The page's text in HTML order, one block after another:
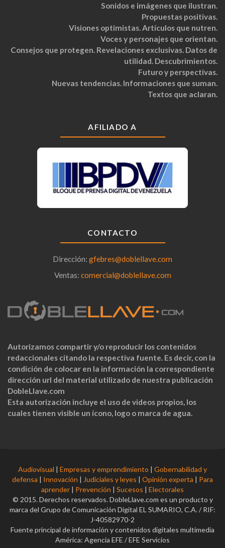
Sonidos e imágenes que ilustran.
Propuestas positivas.
Visiones optimistas. Artículos que nutren.
Voces y personajes que orientan.
Consejos que protegen. Revelaciones exclusivas. Datos de
utilidad. Descubrimientos.
Futuro y perspectivas.
Nuevas tendencias. Informaciones que suman.
Textos que aclaran.
AFILIADO A
CONTACTO
Dirección: gfebres@doblellave.com
Ventas: comercial@doblellave.com
Autorizamos compartir y/o reproducir los contenidos
redaccionales citando la respectiva fuente. Es decir, con la
condición de colocar en la información la correspondiente
dirección url del material utilizado de nuestra publicación
DobleLlave.com
Esta autorización incluye el uso de videos propios, los
cuales tienen visible un ícono, logo o marca de agua.
Audiovisual | Empresas y emprendimiento | Gobernabilidad y
defensa | Innovación | Judiciales y leyes | Opinión experta | Para
aprender | Prevención | Sucesos | Electorales
© 2015. Derechos reservados. DobleLlave.com es un producto y
marca del Grupo de Comunicación Digital EL SUMARIO, C.A. / RIF:
J-40582970-2
Fuente principal de información y contenidos digitales multimedia
América: Agencia EFE / EFE Servicios